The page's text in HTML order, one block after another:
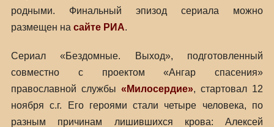
родными. Финальный эпизод сериала можно
размещен на сайте РИА.
Сериал «Бездомные. Выход», подготовленный
совместно с проектом «Ангар спасения»
православной службы «Милосердие», стартовал 12
ноября с.г. Его героями стали четыре человека, по
разным причинам лишившихся крова: Алексей